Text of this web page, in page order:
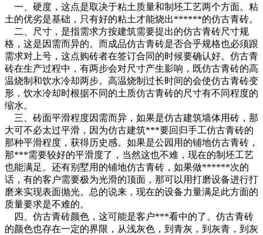
一、硬度，这点是取决于粘土质量和制坯工艺两个方面。粘
土的优劣是基础，只有好的粘土才能烧出******的仿古青砖。
二、尺寸，是指需求方按建筑需要提出的仿古青砖尺寸规
格，这是因需而异的。而成品仿古青砖是否合乎规格也必须跟
需求对上号，这点购砖者在签订合同的时候要确认好。仿古青
砖在生产过程中，有两步会对尺寸产生影响，既仿古青砖的高
温烧制和饮水冷却两步。高温烧制过长时间的会使仿古青砖变
形，饮水冷却时根据不同的土质仿古青砖的尺寸有不同程度的
缩水。
三、砖面平滑程度因需而异，如果是仿古建筑墙体用砖，那
大可不必太过平滑，因为仿古建筑***要回归手工仿古青砖的
那种平滑程度，获得历史感。如果是公园用的铺地仿古青砖，
那***需要较好的平滑度了，当然这也不难，现在的制坯工艺
也能满足。还有别墅用的铺地仿古青砖，如果做******次的
话，有的客户需要极为光滑的顶面，那可以用打磨设备进行打
磨来实现表面抛光。总的说来，现在的设备力量满足此方面的
质量要求是不难的。
四、仿古青砖颜色，这可能是客户***看中的了。仿古青砖
的颜色也存在一定的界限，从浅灰色，到青灰，到灰青，到灰